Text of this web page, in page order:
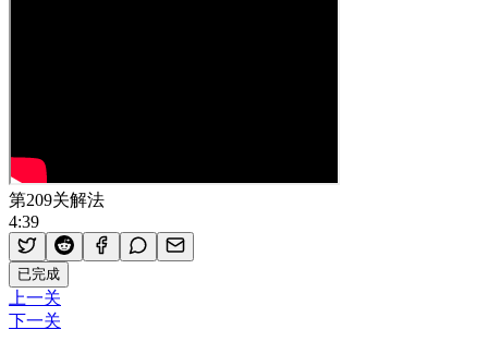
第209关解法
4:39
已完成
上一关
下一关